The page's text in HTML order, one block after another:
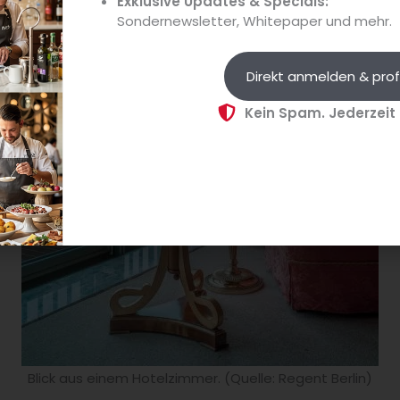
Blick aus einem Hotelzimmer. (Quelle: Regent Berlin)
Sondernewsletter, Whitepaper und mehr.
Direkt anmelden &
Kein Spam.